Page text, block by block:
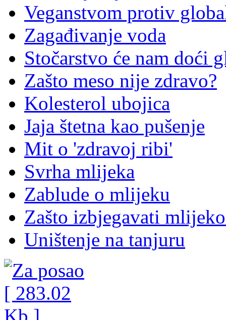
Veganstvom protiv
Zagađivanje voda
Stočarstvo će nam doći
Zašto meso nije zdravo?
Kolesterol ubojica
Jaja štetna kao pušenje
Mit o 'zdravoj ribi'
Svrha mlijeka
Zablude o mlijeku
Zašto izbjegavati
Uništenje na tanjuru